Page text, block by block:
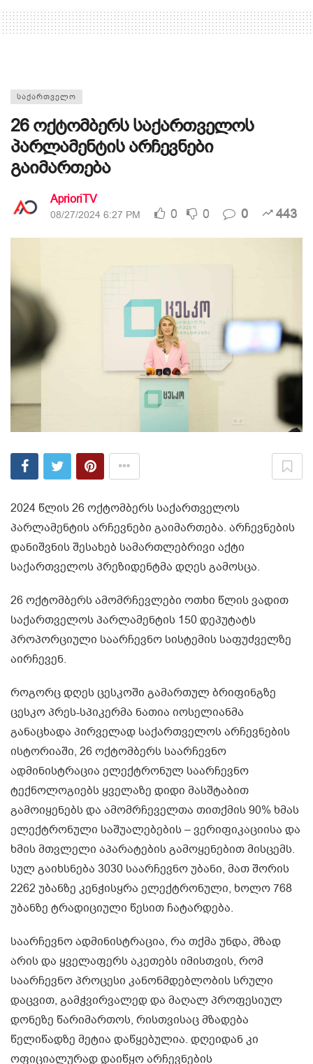
ᲡᲐᲥᲐᲠᲗᲕᲔᲚᲝ
26 ოქტომბერს საქართველოს
პარლამენტის არჩევნები
გაიმართება
AprioriTV
08/27/2024 6:27 PM 0 0 0 443
2024 წლის 26 ოქტომბერს საქართველოს
პარლამენტის არჩევნები გაიმართება. არჩევნების
დანიშვნის შესახებ სამართლებრივი აქტი
საქართველოს პრეზიდენტმა დღეს გამოსცა.
26 ოქტომბერს ამომრჩევლები ოთხი წლის ვადით
საქართველოს პარლამენტის 150 დეპუტატს
პროპორციული საარჩევნო სისტემის საფუძველზე
აირჩევენ.
როგორც დღეს ცესკოში გამართულ ბრიფინგზე
ცესკო პრეს-სპიკერმა ნათია იოსელიანმა
განაცხადა პირველად საქართველოს არჩევნების
ისტორიაში, 26 ოქტომბერს საარჩევნო
ადმინისტრაცია ელექტრონულ საარჩევნო
ტექნოლოგიებს ყველაზე დიდი მასშტაბით
გამოიყენებს და ამომრჩეველთა თითქმის 90% ხმას
ელექტრონული საშუალებების – ვერიფიკაციისა და
ხმის მთვლელი აპარატების გამოყენებით მისცემს.
სულ გაიხსნება 3030 საარჩევნო უბანი, მათ შორის
2262 უბანზე კენჭისყრა ელექტრონული, ხოლო 768
უბანზე ტრადიციული წესით ჩატარდება.
საარჩევნო ადმინისტრაცია, რა თქმა უნდა, მზად
არის და ყველაფერს აკეთებს იმისთვის, რომ
საარჩევნო პროცესი კანონმდებლობის სრული
დაცვით, გამჭვირვალედ და მაღალ პროფესიულ
დონეზე წარიმართოს, რისთვისაც მზადება
წელიწადზე მეტია დაწყებულია. დღეიდან კი
ოფიციალურად დაიწყო არჩევნების